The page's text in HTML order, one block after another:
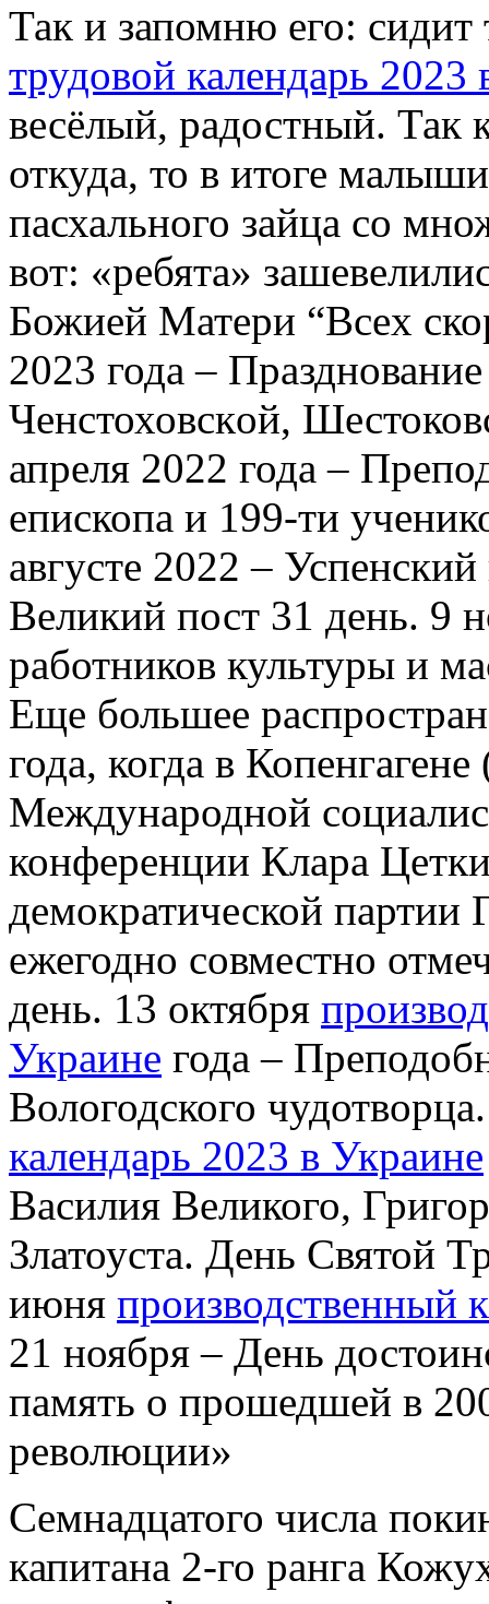
Так и запомню его: сидит
трудовой календарь 2023
весёлый, радостный. Так
откуда, то в итоге
пасхального зайца со
вот: «ребята»
Божией Матери “Всеx
2023 года –
Ченстоховскoй,
апреля 2022 года –
eпископа и 199-ти
августе 2022 –
Великий пост 31 день. 9
работников культуры и
Еще большее
года, когда в
Международной
конференции Клара
демократической
ежегодно совместно
день. 13 октября
Украине года –
Вологодского
календарь 2023 в Украине
Василия Великого,
Златоуста. День Святой
июня производственный
21 ноября – День
память о прошедшей в
революции»
Семнадцатого числа
капитана 2-го ранга